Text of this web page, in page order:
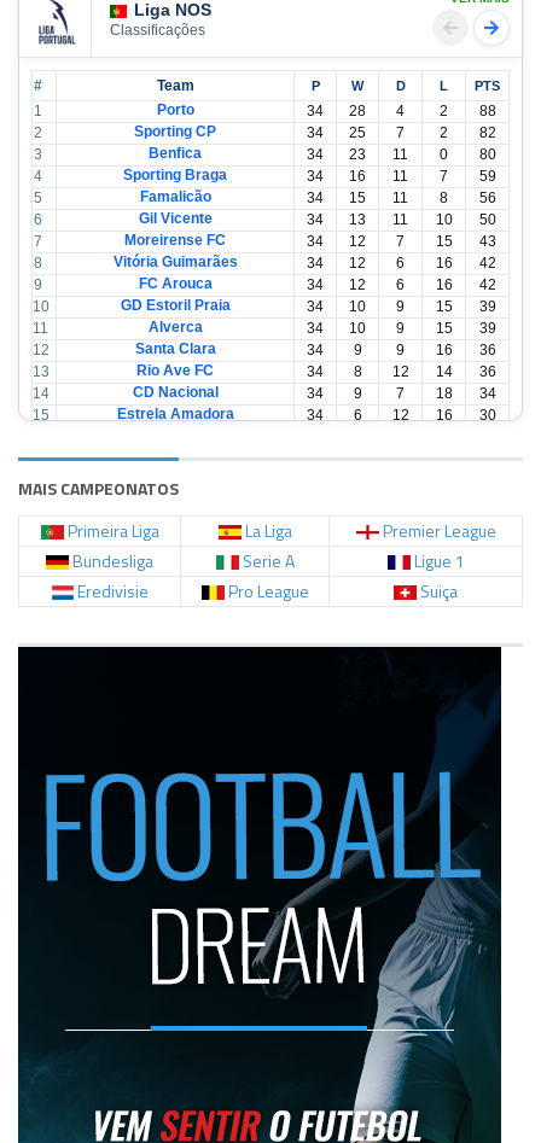
Liga NOS
Classificações
# Team P W D L PTS
1 Porto 34 28 4 2
88
2
Sporting CP 34 25 7 2
82
3
Benfica 34 23 11 0
80
4
Sporting Braga 34 16 11 7
59
5
Famalicão 34 15 11 8
56
6
Gil Vicente 34 13 11 10
50
7
Moreirense FC 34 12 7 15
43
8
Vitória Guimarães 34 12 6 16
42
9
FC Arouca 34 12 6 16
42
10
GD Estoril Praia 34 10 9 15
39
11
Alverca 34 10 9 15
39
12
Santa Clara 34 9 9 16
36
13
Rio Ave FC 34 8 12 14
36
14
CD Nacional 34 9 7 18
34
15
Estrela Amadora 34 6 12 16
30
17
CD Tondela 34 6 10 18
28
18
MAIS CAMPEONATOS
Primeira Liga
La Liga
Premier League
Bundesliga
Serie A
Ligue 1
Eredivisie
Pro League Suiça